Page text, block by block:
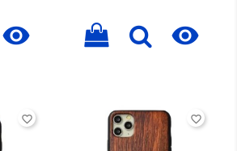
 
favorite_border favorite_border